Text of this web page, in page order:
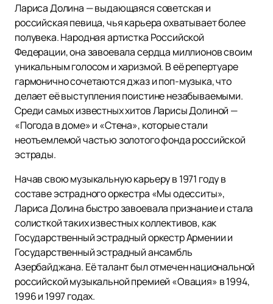
Лариса Долина — выдающаяся советская и
российская певица, чья карьера охватывает более
полувека. Народная артистка Российской
Федерации, она завоевала сердца миллионов своим
уникальным голосом и харизмой. В её репертуаре
гармонично сочетаются джаз и поп-музыка, что
делает её выступления поистине незабываемыми.
Среди самых известных хитов Ларисы Долиной —
«Погода в доме» и «Стена», которые стали
неотъемлемой частью золотого фонда российской
эстрады.
Начав свою музыкальную карьеру в 1971 году в
составе эстрадного оркестра «Мы одесситы»,
Лариса Долина быстро завоевала признание и стала
солисткой таких известных коллективов, как
Государственный эстрадный оркестр Армении и
Государственный эстрадный ансамбль
Азербайджана. Её талант был отмечен национальной
российской музыкальной премией «Овация» в 1994,
1996 и 1997 годах.